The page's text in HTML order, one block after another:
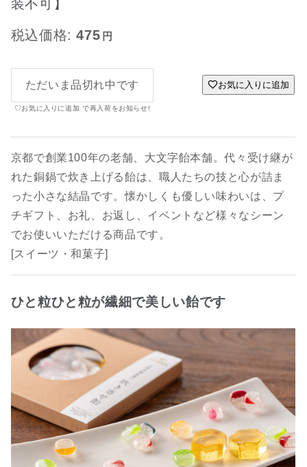
装不可】
税込価格:475
ただいま品切れ中です お気に入りに追加
♡お気に入りに追加 で再入荷をお知らせ!
京都で創業100年の老舗、大文字飴本舗。代々受け継が
れた銅鍋で炊き上げる飴は、職人たちの技と心が詰ま
った小さな結晶です。懐かしくも優しい味わいは、プ
チギフト、お礼、お返し、イベントなど様々なシーン
でお使いいただける商品です。
[スイーツ・和菓子]
ひと粒ひと粒が繊細で美しい飴です